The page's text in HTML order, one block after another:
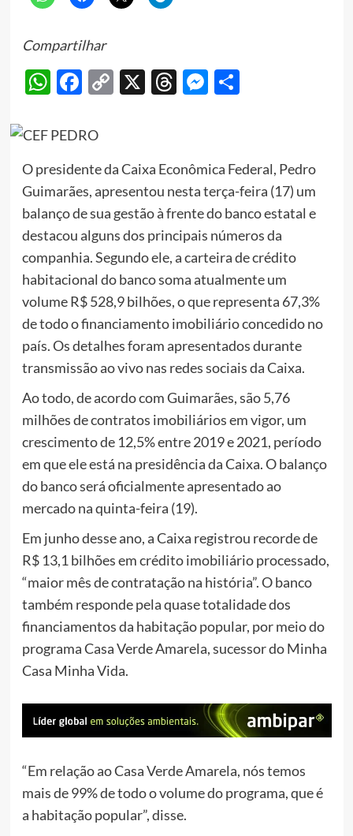
Compartilhar
WhatsApp
Facebook
Copy
X Threads
Messenger
Share
O presidente da Caixa Econômica Federal, Pedro
Guimarães, apresentou nesta terça-feira (17) um
balanço de sua gestão à frente do banco estatal e
destacou alguns dos principais números da
companhia. Segundo ele, a carteira de crédito
habitacional do banco soma atualmente um
volume R$ 528,9 bilhões, o que representa 67,3%
de todo o financiamento imobiliário concedido no
país. Os detalhes foram apresentados durante
transmissão ao vivo nas redes sociais da Caixa.
Ao todo, de acordo com Guimarães, são 5,76
milhões de contratos imobiliários em vigor, um
crescimento de 12,5% entre 2019 e 2021, período
em que ele está na presidência da Caixa. O balanço
do banco será oficialmente apresentado ao
mercado na quinta-feira (19).
Em junho desse ano, a Caixa registrou recorde de
R$ 13,1 bilhões em crédito imobiliário processado,
“maior mês de contratação na história”. O banco
também responde pela quase totalidade dos
financiamentos da habitação popular, por meio do
programa Casa Verde Amarela, sucessor do Minha
Casa Minha Vida.
“Em relação ao Casa Verde Amarela, nós temos
mais de 99% de todo o volume do programa, que é
a habitação popular”, disse.